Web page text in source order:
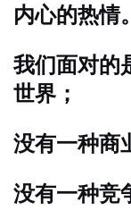
内心的热情
我们面对的
世界；
没有一种商
没有一种竞